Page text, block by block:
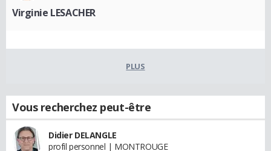
Virginie LESACHER
PLUS
Vous recherchez peut-être
Didier DELANGLE
profil personnel | MONTROUGE